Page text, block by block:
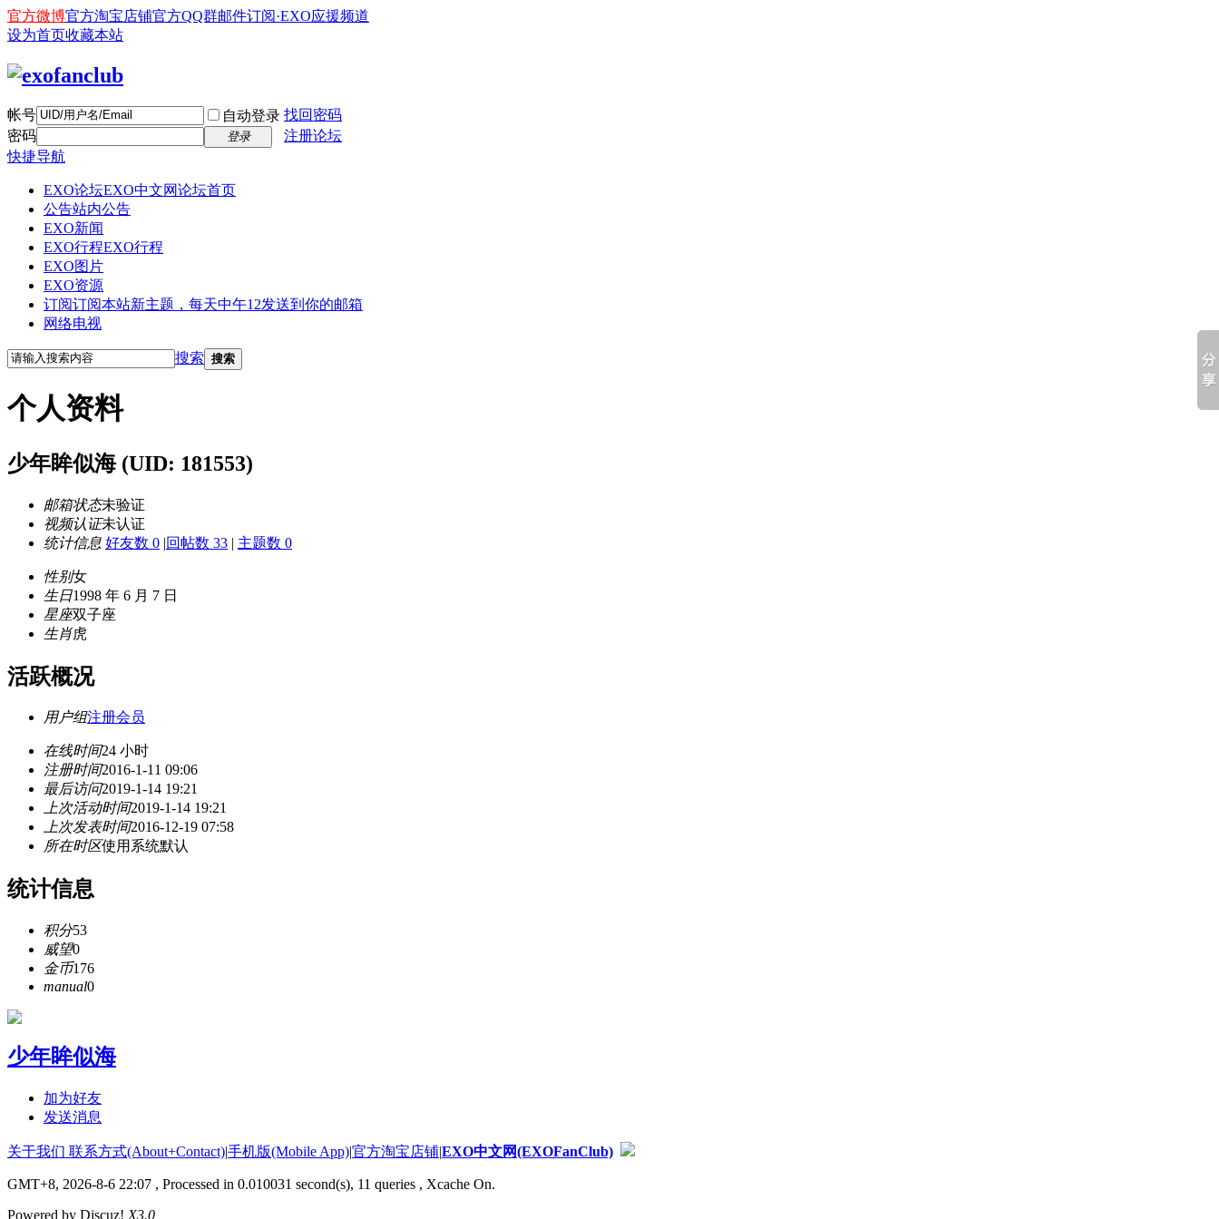
官方微博官方淘宝店铺官方QQ群邮件订阅·EXO应援频道
设为首页收藏本站
帐号 自动登录 找回密码
密码
登录
注册论坛
快捷导航
EXO论坛EXO中文网论坛首页
公告站内公告
EXO新闻
EXO行程EXO行程
EXO图片
EXO资源
订阅订阅本站新主题，每天中午12发送到你的邮箱
网络电视
搜索 搜索
个人资料
少年眸似海 (UID: 181553)
邮箱状态未验证
视频认证未认证
统计信息 好友数 0 |回帖数 33 | 主题数 0
性别女
生日1998 年 6 月 7 日
星座双子座
生肖虎
活跃概况
用户组注册会员
在线时间24 小时
注册时间2016-1-11 09:06
最后访问2019-1-14 19:21
上次活动时间2019-1-14 19:21
上次发表时间2016-12-19 07:58
所在时区使用系统默认
统计信息
积分53
威望0
金币176
manual0
少年眸似海
加为好友
发送消息
关于我们 联系方式(About+Contact)|手机版(Mobile App)|官方淘宝店铺|EXO中文网(EXOFanClub)
GMT+8, 2026-8-6 22:07 , Processed in 0.010031 second(s), 11 queries , Xcache On.
Powered by Discuz! X3.0